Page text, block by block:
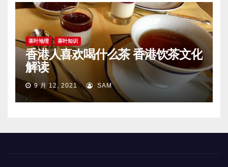
茶叶地理 茶叶知识
香港人喜欢喝什么茶 香港饮茶文化
解读
9 月 12, 2021 SAM